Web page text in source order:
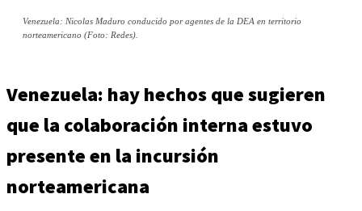
Venezuela: Nicolas Maduro conducido por agentes de la DEA en territorio
norteamericano (Foto: Redes).
Venezuela: hay hechos que sugieren
que la colaboración interna estuvo
presente en la incursión
norteamericana